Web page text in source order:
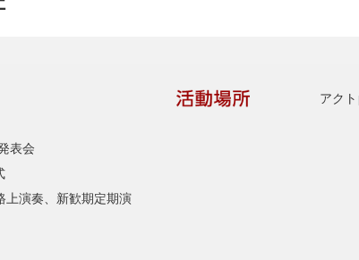
表会
演奏、新歓期定期演
アク